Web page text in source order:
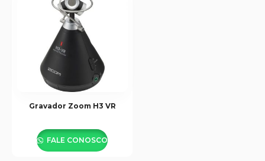
Gravador Zoom H3 VR
FALE CONOSCO